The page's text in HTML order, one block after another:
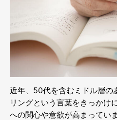
近年、50代を含むミドル層の
リングという言葉をきっかけ
への関心や意欲が高まってい